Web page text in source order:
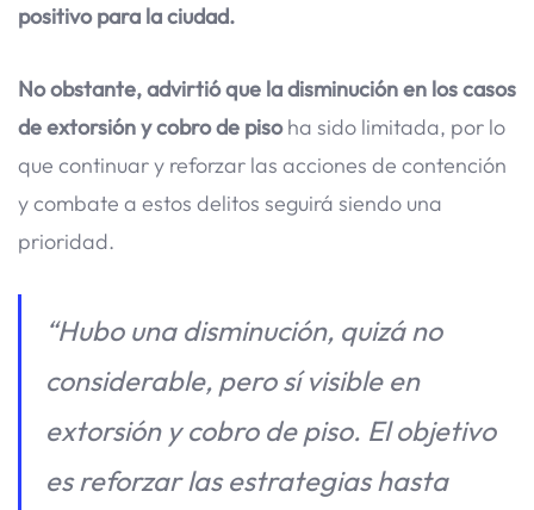
positivo para la ciudad.
No obstante, advirtió que la disminución en los casos
de extorsión y cobro de pisoha sido limitada, por lo
que continuar y reforzar las acciones de contención
y combate a estos delitos seguirá siendo una
prioridad.
“Hubo una disminución, quizá no
considerable, pero sí visible en
extorsión y cobro de piso. El objetivo
es reforzar las estrategias hasta